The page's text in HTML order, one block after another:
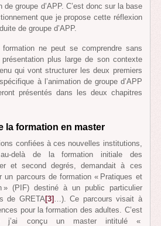
de groupe d’APP. C’est donc sur la base
que je propose cette réflexion
de groupe d’APP.
ne peut se comprendre sans
plus large de son contexte
qui vont structurer les deux premiers
à l’animation de groupe d’APP
présentés dans les deux chapitres
la formation en master
confiées à ces nouvelles institutions,
delà de la formation initiale des
et second degrés, demandait à ces
un parcours de formation « Pratiques et
» (PIF) destiné à un public particulier
de GRETA [3]
…). Ce parcours visait à
pour la formation des adultes. C’est
j’ai conçu un master intitulé «